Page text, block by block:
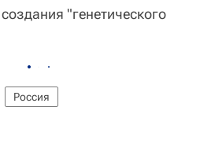
"генетического
Россия